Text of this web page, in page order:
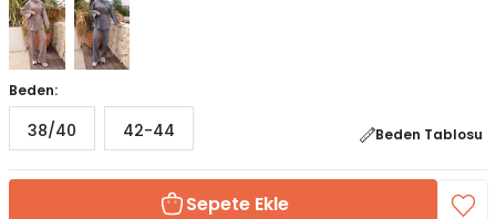
Beden:
38/40 42-44 Beden Tablosu
Sepete Ekle